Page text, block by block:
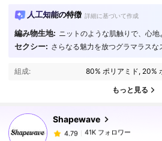
人工知能の特徴 詳細に基づいて作成
編み物生地: ニットのような肌触りで、心地
セクシー: さらなる魅力を放つグラマラスな
組成: 80% ポリアミド, 20%
もっと見る
Shapewave
4.79 41K フォロワー
41K フォロワー
4.79
41K フォロワー
u***4 は1日前に購入しました